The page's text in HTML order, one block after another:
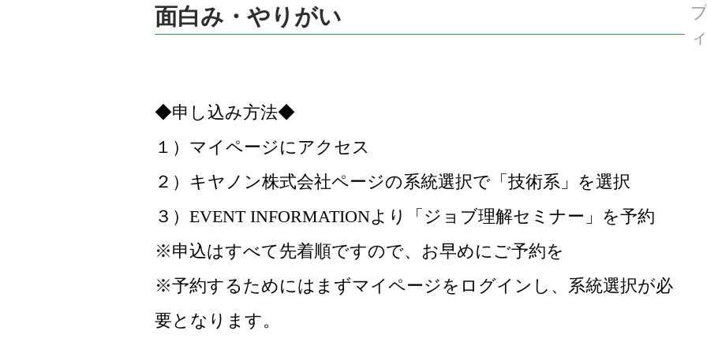
面白み・やりがい
◆申し込み方法◆
１）マイページにアクセス
２）キヤノン株式会社ページの系統選択で「技術系」を選択
３）EVENT INFORMATIONより「ジョブ理解セミナー」を予約
※申込はすべて先着順ですので、お早めにご予約を
※予約するためにはまずマイページをログインし、系統選択が必
要となります。